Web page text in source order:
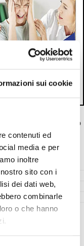
sui cookie
contenuti ed
media e per
inoltre
sito con i
dei dati web,
combinarle
o che hanno
certificato
con il Dott.
2026) -